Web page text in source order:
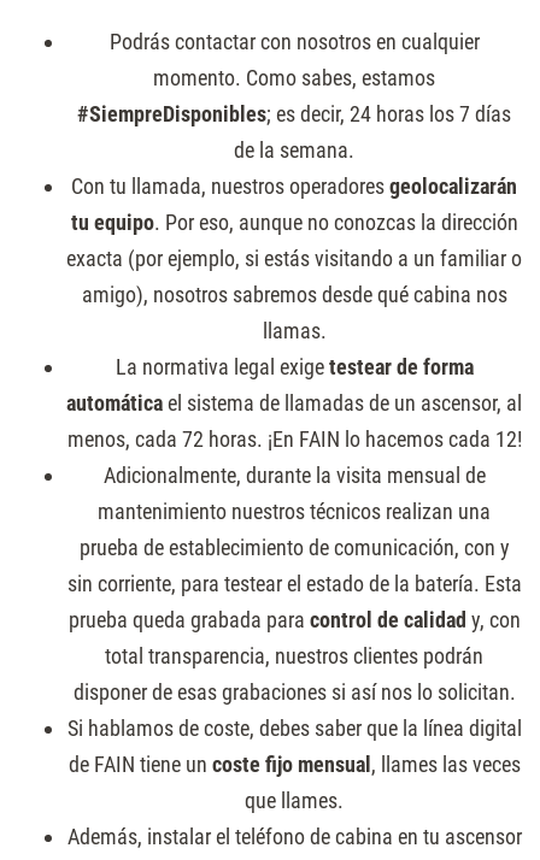
Podrás contactar con nosotros en cualquier
momento. Como sabes, estamos
#SiempreDisponibles; es decir, 24 horas los 7 días
de la semana.
Con tu llamada, nuestros operadoresgeolocalizarán
tu equipo. Por eso, aunque no conozcas la dirección
exacta (por ejemplo, si estás visitando a un familiar o
amigo), nosotros sabremos desde qué cabina nos
llamas.
La normativa legal exigetestear de forma
automáticael sistema de llamadas de un ascensor, al
menos, cada 72 horas. ¡En FAIN lo hacemos cada 12!
Adicionalmente, durante la visita mensual de
mantenimiento nuestros técnicos realizan una
prueba de establecimiento de comunicación, con y
sin corriente, para testear el estado de la batería. Esta
prueba queda grabada para control de calidad y, con
total transparencia, nuestros clientes podrán
disponer de esas grabaciones si así nos lo solicitan.
Si hablamos de coste, debes saber que la línea digital
de FAIN tiene un coste fijo mensual, llames las veces
que llames.
Además, instalar el teléfono de cabina en tu ascensor